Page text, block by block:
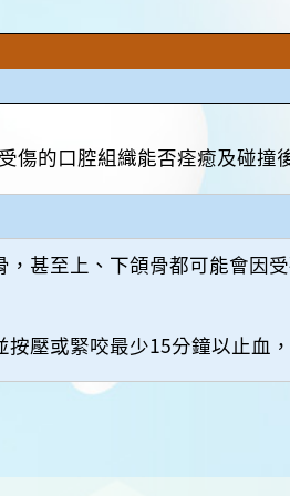
傷的口腔組織能否痊癒及碰
甚至上、下頜骨都可能會因
壓或緊咬最少15分鐘以止血